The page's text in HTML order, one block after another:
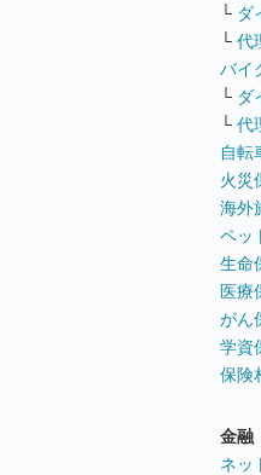
└ ダ
└ 代
バイ
└ ダ
└ 代
自転
火災
海外
ペッ
生命
医療
がん
学資
保険
金融
ネッ